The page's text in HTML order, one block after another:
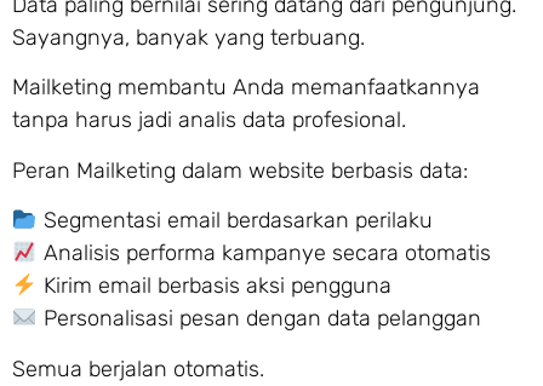
Sayangnya, banyak yang terbuang.
Mailketing membantu Anda memanfaatkannya
tanpa harus jadi analis data profesional.
Peran Mailketing dalam website berbasis data:
Segmentasi email berdasarkan perilaku
Analisis performa kampanye secara otomatis
Kirim email berbasis aksi pengguna
Personalisasi pesan dengan data pelanggan
Semua berjalan otomatis.